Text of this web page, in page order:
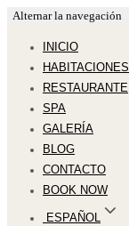
Alternar la navegación
INICIO
HABITACIONES
RESTAURANTE
SPA
GALERÍA
BLOG
CONTACTO
BOOK NOW
ESPAÑOL